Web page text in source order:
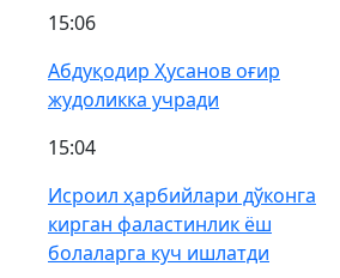
15:06
Абдуқодир Ҳусанов оғир
жудоликка учради
15:04
Исроил ҳарбийлари дўконга
кирган фаластинлик ёш
болаларга куч ишлатди